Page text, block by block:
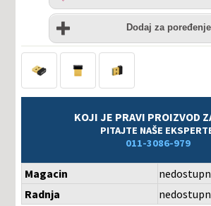
listu
želja
Uporedi
Dodaj za poređenje
KOJI JE PRAVI PROIZVOD
PITAJTE NAŠE
011-3086-979
Magacin
Radnja